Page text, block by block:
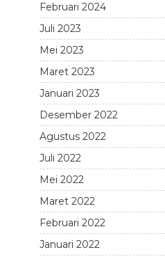
Februari 2024
Juli 2023
Mei 2023
Maret 2023
Januari 2023
Desember 2022
Agustus 2022
Juli 2022
Mei 2022
Maret 2022
Februari 2022
Januari 2022